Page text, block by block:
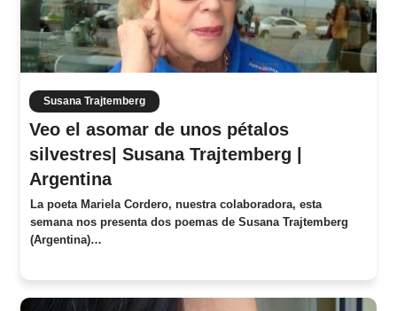
Susana Trajtemberg
Veo el asomar de unos pétalos
silvestres| Susana Trajtemberg |
Argentina
La poeta Mariela Cordero, nuestra colaboradora, esta
semana nos presenta dos poemas de Susana Trajtemberg
(Argentina)…